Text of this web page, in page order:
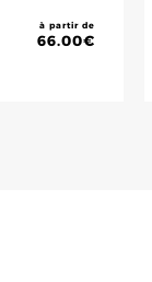
à partir de
66.00€